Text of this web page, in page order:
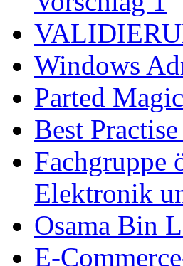
Windows
Parted
Best
Fachgruppe
Elektronik
Osama Bin
E-